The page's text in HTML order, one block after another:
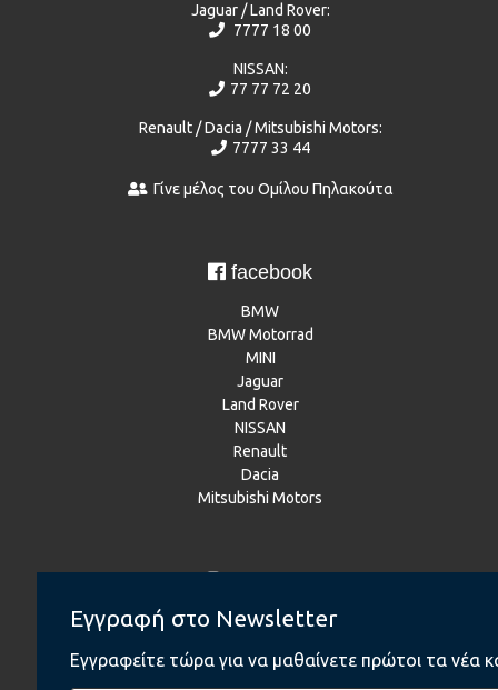
Εγγραφή στο Newsletter
Εγγραφείτε τώρα για να μαθαίνετε πρώτοι τα νέα
Jaguar / Land Rover:
7777 18 00
NISSAN:
77 77 72 20
Renault / Dacia / Mitsubishi Motors:
7777 33 44
Γίνε μέλος του Ομίλου Πηλακούτα
facebook
BMW
BMW Motorrad
MINI
Jaguar
Land Rover
NISSAN
Renault
Dacia
Mitsubishi Motors
BMW
MINI